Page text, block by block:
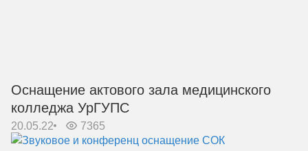
Оснащение актового зала медицинского
колледжа УрГУПС
20.05.22 7365